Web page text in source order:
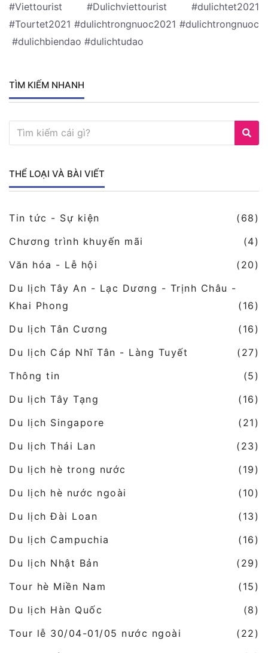
#Viettourist #Dulichviettourist #dulichtet2021
#Tourtet2021 #dulichtrongnuoc2021 #dulichtrongnuoc
#dulichbiendao #dulichtudao
TÌM KIẾM NHANH
THỂ LOẠI VÀ BÀI VIẾT
Tin tức - Sự kiện
(68)
Chương trình khuyến mãi
(4)
Văn hóa - Lễ hội
(20)
Du lịch Tây An - Lạc Dương - Trịnh Châu -
Khai Phong
(16)
Du lịch Tân Cương
(16)
Du lịch Cáp Nhĩ Tân - Làng Tuyết
(27)
Thông tin
(5)
Du lịch Tây Tạng
(16)
Du lịch Singapore
(21)
Du lịch Thái Lan
(23)
Du lịch hè trong nước
(19)
Du lịch hè nước ngoài
(10)
Du lịch Đài Loan
(13)
Du lịch Campuchia
(16)
Du lịch Nhật Bản
(29)
Tour hè Miền Nam
(15)
Du lịch Hàn Quốc
(8)
Tour lễ 30/04-01/05 nước ngoài
(22)